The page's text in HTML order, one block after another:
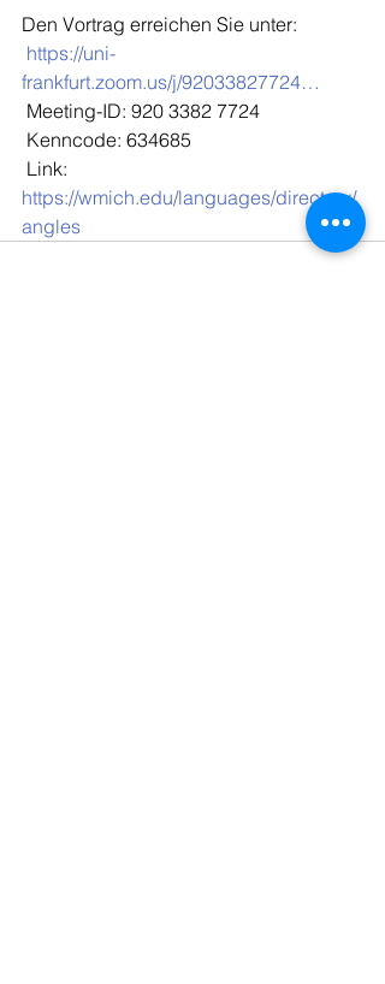
Den Vortrag erreichen Sie unter:
https://uni-
frankfurt.zoom.us/j/92033827724…
Meeting-ID: 920 3382 7724
Kenncode: 634685
Link:
https://wmich.edu/languages/directory/
angles